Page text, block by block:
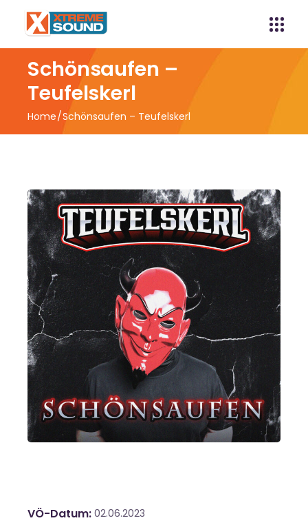
Schönsaufen –
Teufelskerl
Home Schönsaufen – Teufelskerl
VÖ-Datum 02.06.2023